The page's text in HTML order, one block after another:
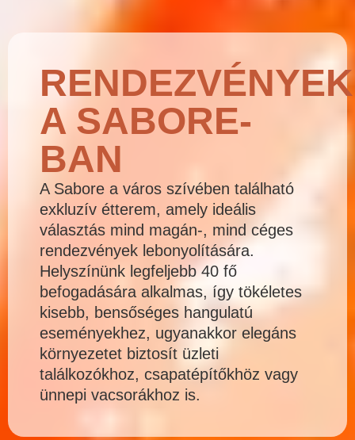
RENDEZVÉNYEK
A SABORE-
BAN
A Sabore a város szívében található
exkluzív étterem, amely ideális
választás mind magán-, mind céges
rendezvények lebonyolítására.
Helyszínünk legfeljebb 40 fő
befogadására alkalmas, így tökéletes
kisebb, bensőséges hangulatú
eseményekhez, ugyanakkor elegáns
környezetet biztosít üzleti
találkozókhoz, csapatépítőkhöz vagy
ünnepi vacsorákhoz is.